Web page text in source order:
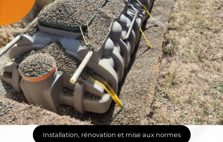
Installation, rénovation et mise aux normes